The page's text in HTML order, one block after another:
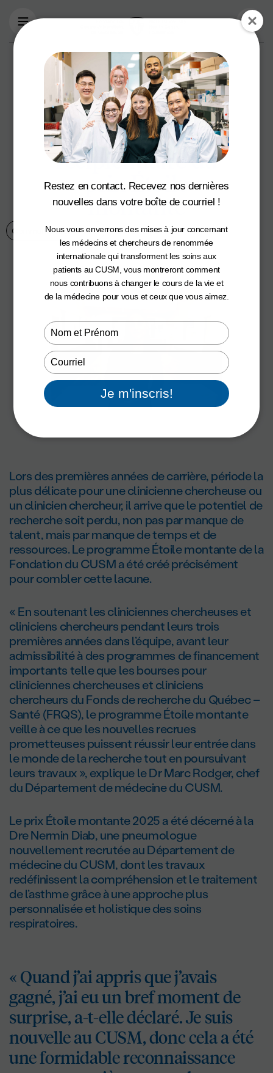
Aller au contenu principal
Rencontrez la Dre
Nermin Diab,
pneumologue du
CUSM et
récipiendaire du
prix Étoile
montante
Communauté du CUSM 23 février 2026
Lors des premières années de carrière, période la
plus délicate pour une clinicienne chercheuse ou
un clinicien chercheur, il arrive que le potentiel de
recherche soit perdu, non pas par manque de
talent, mais par manque de temps et de
ressources. Le programme Étoile montante de la
Fondation du CUSM a été créé précisément
pour combler cette lacune.
« En soutenant les cliniciennes chercheuses et
cliniciens chercheurs pendant leurs trois
premières années dans l’équipe, avant leur
admissibilité à des programmes de financement
importants telle que les bourses pour
cliniciennes chercheuses et cliniciens
chercheurs du Fonds de recherche du Québec –
Santé (FRQS), le programme Étoile montante
veille à ce que les nouvelles recrues
prometteuses puissent réussir leur entrée dans
le monde de la recherche tout en poursuivant
leurs travaux », explique le Dr Marc Rodger, chef
du Département de médecine du CUSM.
Le prix Étoile montante 2025 a été décerné à la
Dre Nermin Diab, une pneumologue
nouvellement recrutée au Département de
médecine du CUSM, dont les travaux
redéfinissent la compréhension et le traitement
de l’asthme grâce à une approche plus
personnalisée et holistique des soins
respiratoires.
« Quand j’ai appris que j’avais
gagné, j’ai eu un bref moment de
surprise, a-t-elle déclaré. Je suis
nouvelle au CUSM, donc cela a été
une formidable reconnaissance
Restez en contact. Recevez nos dernières
nouvelles dans votre boîte de courriel !
Nous vous enverrons des mises à jour concernant
les médecins et chercheurs de renommée
internationale qui transforment les soins aux
patients au CUSM, vous montreront comment
nous contribuons à changer le cours de la vie et
de la médecine pour vous et ceux que vous aimez.
Type
your
name
Type
your
email
Je m'inscris!